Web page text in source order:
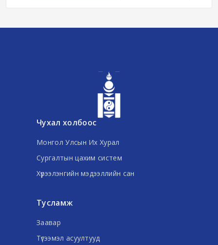
Чухал холбоос
Монгол Улсын Их Хурал
Сургалтын цахим систем
Хүрээлэнгийн мэдээллийн сан
Тусламж
Заавар
Түгээмэл асуултууд